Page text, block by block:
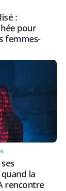
:
pour
femmes-
la
rencontre